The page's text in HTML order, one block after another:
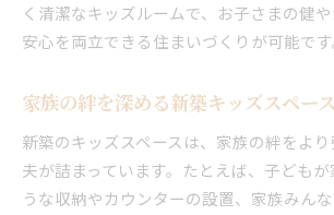
く清潔なキッズルームで、お子さまの健
安心を両立できる住まいづくりが可能です
家族の絆を深める新築キッズスペー
新築のキッズスペースは、家族の絆をよ
夫が詰まっています。たとえば、子ども
うな収納やカウンターの設置、家族みん